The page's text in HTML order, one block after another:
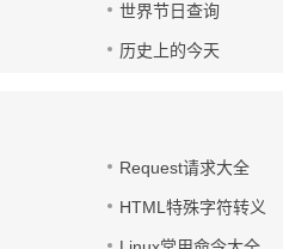
世界节日查询
历史上的今天
Request请求大全
HTML特殊字符转义